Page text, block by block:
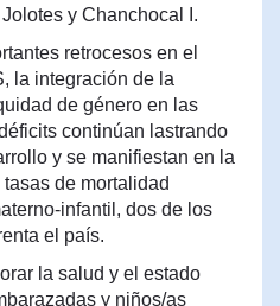
y Chanchocal I.
retrocesos en el
la integración de la
de género en las
continúan lastrando
y se manifiestan en la
de mortalidad
infantil, dos de los
el país.
la salud y el estado
y niños/as